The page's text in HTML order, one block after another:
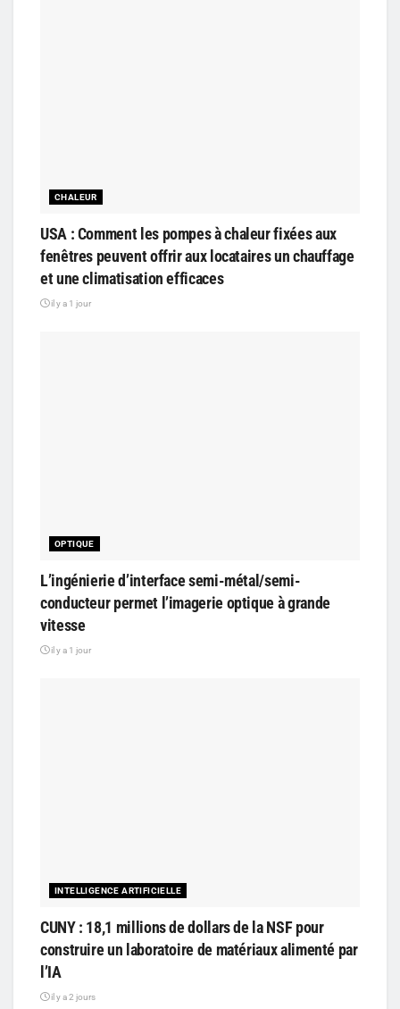
CHALEUR
USA : Comment les pompes à chaleur fixées aux
fenêtres peuvent offrir aux locataires un chauffage
et une climatisation efficaces
il y a 1 jour
OPTIQUE
L’ingénierie d’interface semi-métal/semi-
conducteur permet l’imagerie optique à grande
vitesse
il y a 1 jour
INTELLIGENCE ARTIFICIELLE
CUNY : 18,1 millions de dollars de la NSF pour
construire un laboratoire de matériaux alimenté par
l’IA
il y a 2 jours